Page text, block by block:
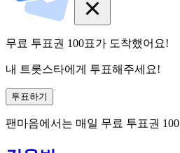
무료 투표권 100표가 도착했어요!
내 트롯스타에게 투표해주세요!
투표하기
팬마음에서는 매일 무료 투표권 100